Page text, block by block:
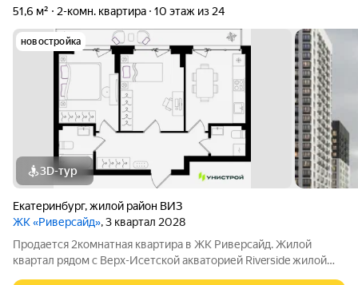
51,6 м²
2-комн. квартира 10 этаж из 24
новостройка
3D-тур
Екатеринбург,жилой район ВИЗ
ЖК «Риверсайд», 3 квартал 2028
Продается 2комнатная квартира в ЖК Риверсайд. Жилой
квартал рядом с Верх-Исетской акваторией Riverside жилой